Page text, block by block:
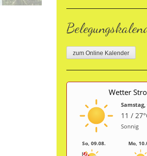
zum Online Kalender
Wetter
Samstag,
11 /
Sonnig
So, 09.08. Mo,